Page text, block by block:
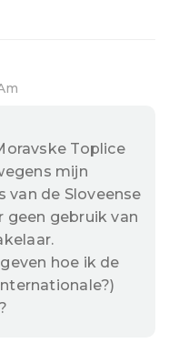
Toplice
mijn
van de Sloveense
geen gebruik van
hoe ik de